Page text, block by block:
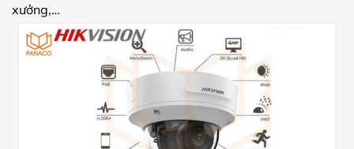
xưởng,…